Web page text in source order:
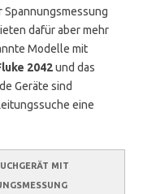
dafür aber mehr
Modelle mit
2042und das
Geräte sind
eine
MIT